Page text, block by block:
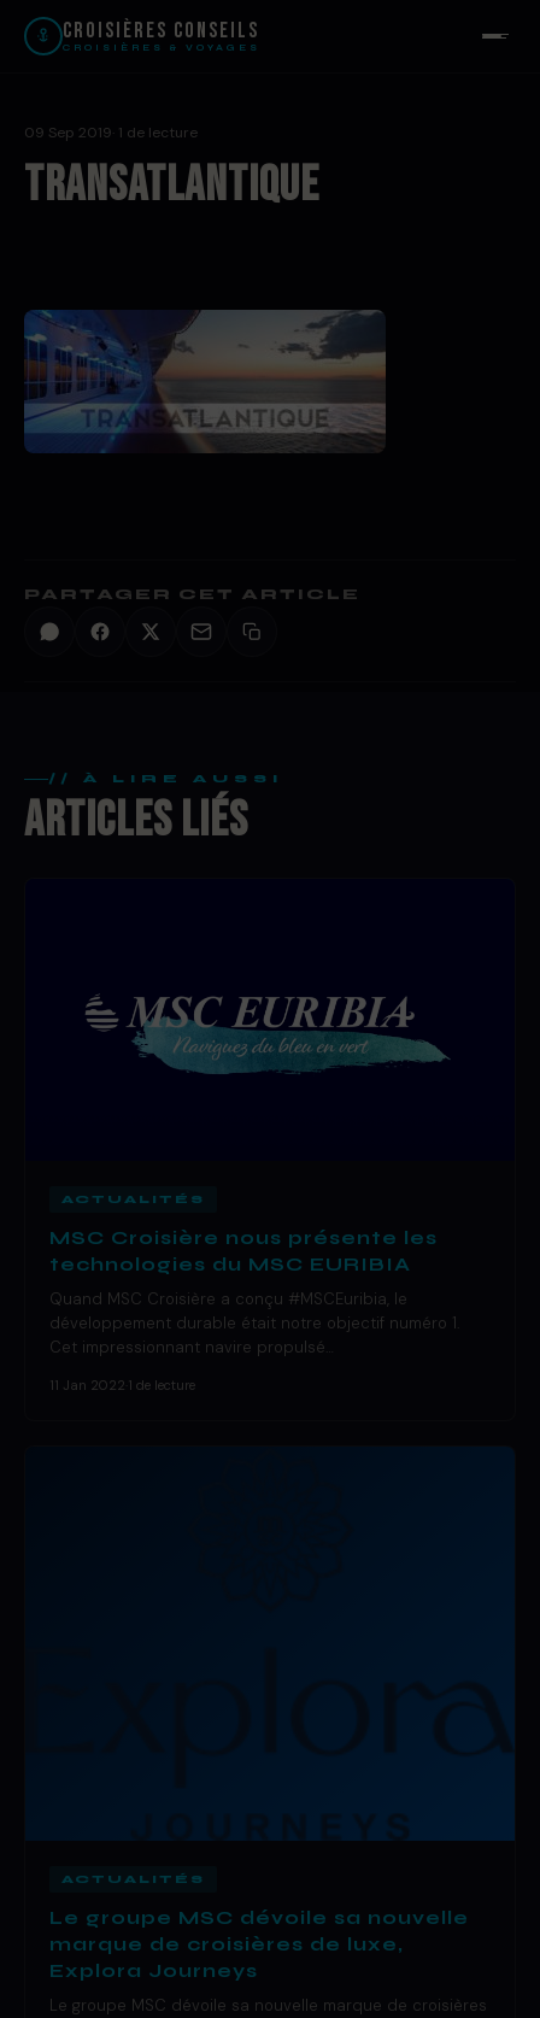
Croisières Conseils
CROISIÈRES & VOYAGES
09 Sep 2019 · 1 de lecture
TRANSATLANTIQUE
PARTAGER CET ARTICLE
// À LIRE AUSSI
ARTICLES LIÉS
ACTUALITÉS
MSC Croisière nous présente les
technologies du MSC EURIBIA
Quand MSC Croisière a conçu #MSCEuribia, le
développement durable était notre objectif numéro 1.
Cet impressionnant navire propulsé…
11 Jan 2022 1 de lecture
ACTUALITÉS
Le groupe MSC dévoile sa nouvelle
marque de croisières de luxe,
Explora Journeys
Le groupe MSC dévoile sa nouvelle marque de croisières